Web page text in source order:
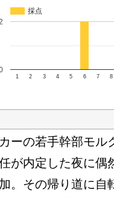
採点
1 2 3 4 5 6 7 8
ーの若手幹部モル
が内定した夜に偶
。その帰り道に自